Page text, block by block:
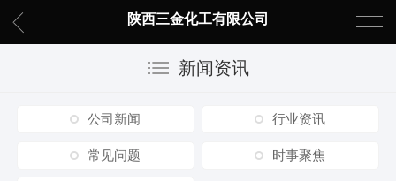
陕西三金化工有限公司
新闻资讯
公司新闻 行业资讯
常见问题 时事聚焦